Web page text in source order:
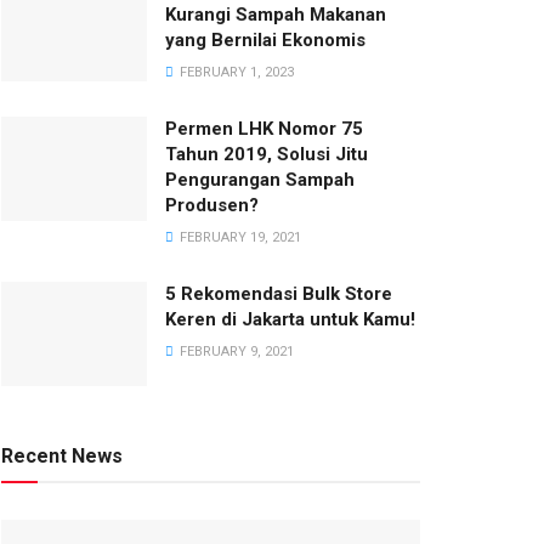
Kurangi Sampah Makanan
yang Bernilai Ekonomis
FEBRUARY 1, 2023
Permen LHK Nomor 75
Tahun 2019, Solusi Jitu
Pengurangan Sampah
Produsen?
FEBRUARY 19, 2021
5 Rekomendasi Bulk Store
Keren di Jakarta untuk Kamu!
FEBRUARY 9, 2021
Recent News